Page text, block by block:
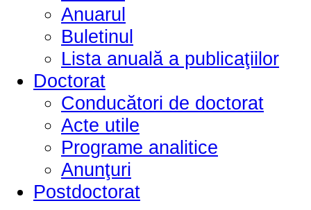
Anuarul
Buletinul
Lista anuală a publicaţiilor
Doctorat
Conducători de doctorat
Acte utile
Programe analitice
Anunţuri
Postdoctorat